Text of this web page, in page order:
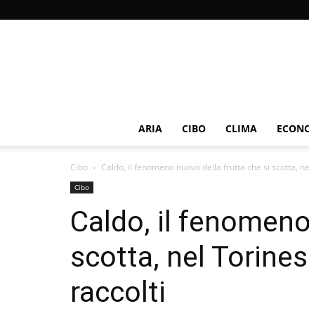
ARIA CIBO CLIMA
Cibo Caldo, il fenomeno nuovo della frutta che si scotta,
Cibo
Caldo, il
scotta, nel
raccolti